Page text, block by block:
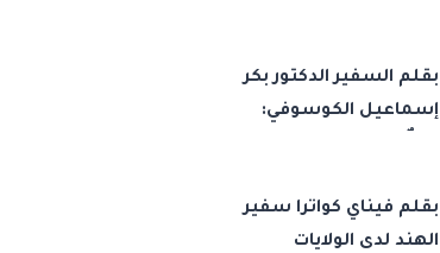
بقلم السفير الدكتور بكر
إسماعيل الكوسوفي:
بقلم فيناي كواترا سفير
الهند لدى الولايات